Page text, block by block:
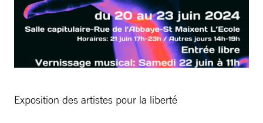
Exposition des artistes pour la liberté